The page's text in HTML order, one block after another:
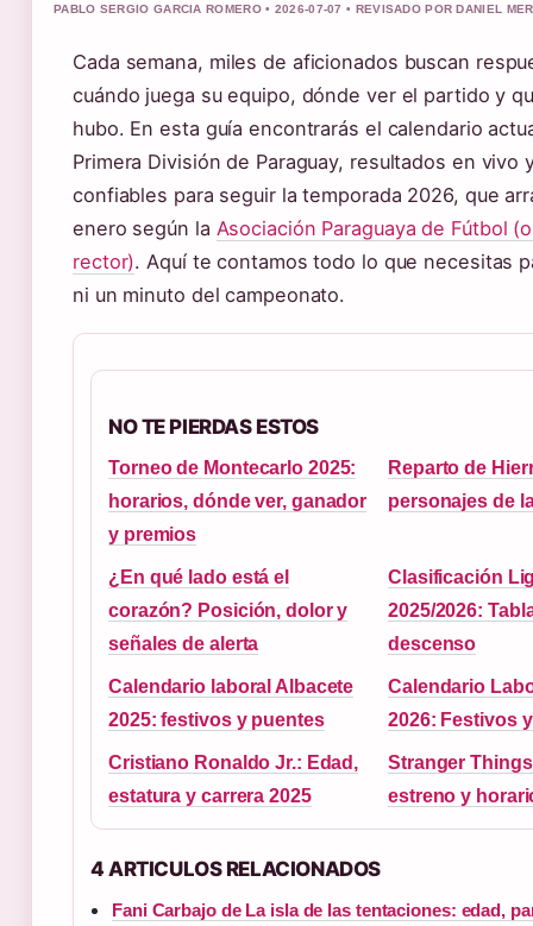
PABLO SERGIO GARCIA ROMERO • 2026-07-07 • REVISADO POR DANIEL
Cada semana, miles de aficionados buscan
cuándo juega su equipo, dónde ver el partido y
hubo. En esta guía encontrarás el calendario
Primera División de Paraguay, resultados en vivo
confiables para seguir la temporada 2026, que
enero según la Asociación Paraguaya de Fútbol
rector). Aquí te contamos todo lo que necesitas
ni un minuto del campeonato.
NO TE PIERDAS ESTOS
Torneo de Montecarlo 2025:
horarios, dónde ver, ganador
y premios
Reparto de
personajes de
¿En qué lado está el
corazón? Posición, dolor y
señales de alerta
Clasificación
2025/2026:
descenso
Calendario laboral Albacete
2025: festivos y puentes
Calendario
2026: Festivos
Cristiano Ronaldo Jr.: Edad,
estatura y carrera 2025
Stranger
estreno y
4 ARTICULOS RELACIONADOS
Fani Carbajo de La isla de las tentaciones: edad,